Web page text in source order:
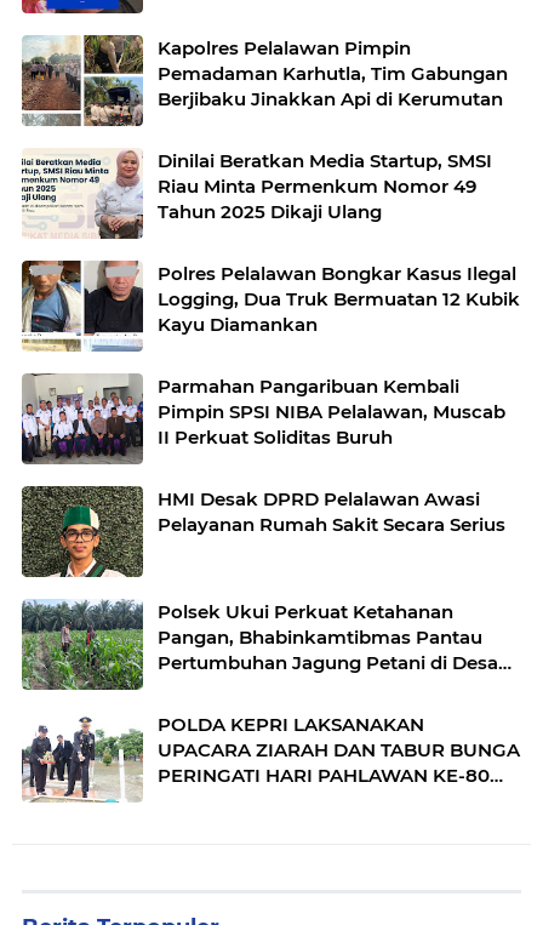
Kapolres Pelalawan Pimpin
Pemadaman Karhutla, Tim Gabungan
Berjibaku Jinakkan Api di Kerumutan
Dinilai Beratkan Media Startup, SMSI
Riau Minta Permenkum Nomor 49
Tahun 2025 Dikaji Ulang
Polres Pelalawan Bongkar Kasus Ilegal
Logging, Dua Truk Bermuatan 12 Kubik
Kayu Diamankan
Parmahan Pangaribuan Kembali
Pimpin SPSI NIBA Pelalawan, Muscab
II Perkuat Soliditas Buruh
HMI Desak DPRD Pelalawan Awasi
Pelayanan Rumah Sakit Secara Serius
Polsek Ukui Perkuat Ketahanan
Pangan, Bhabinkamtibmas Pantau
Pertumbuhan Jagung Petani di Desa
POLDA KEPRI LAKSANAKAN
UPACARA ZIARAH DAN TABUR BUNGA
PERINGATI HARI PAHLAWAN KE-80